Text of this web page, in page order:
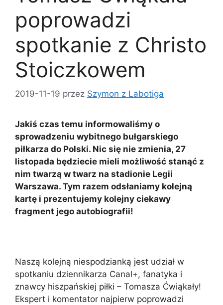
poprowadzi
spotkanie z Christo
Stoiczkowem
2019-11-19 przez Szymon z Labotiga
Jakiś czas temu informowaliśmy o
sprowadzeniu wybitnego bułgarskiego
piłkarza do Polski. Nic się nie zmienia, 27
listopada będziecie mieli możliwość stanąć z
nim twarzą w twarz na stadionie Legii
Warszawa. Tym razem odsłaniamy kolejną
kartę i prezentujemy kolejny ciekawy
fragment jego autobiografii!
Naszą kolejną niespodzianką jest udział w
spotkaniu dziennikarza Canal+, fanatyka i
znawcy hiszpańskiej piłki – Tomasza Ćwiąkały!
Ekspert i komentator najpierw poprowadzi